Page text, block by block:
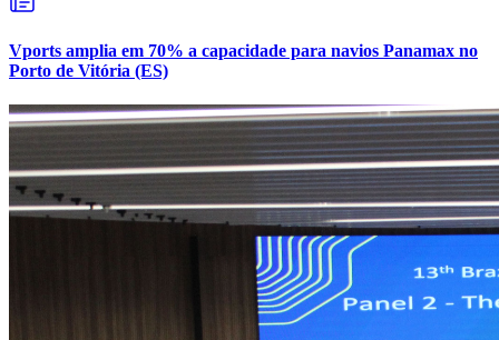
Vports amplia em 70% a capacidade para navios Panamax no
Porto de Vitória (ES)